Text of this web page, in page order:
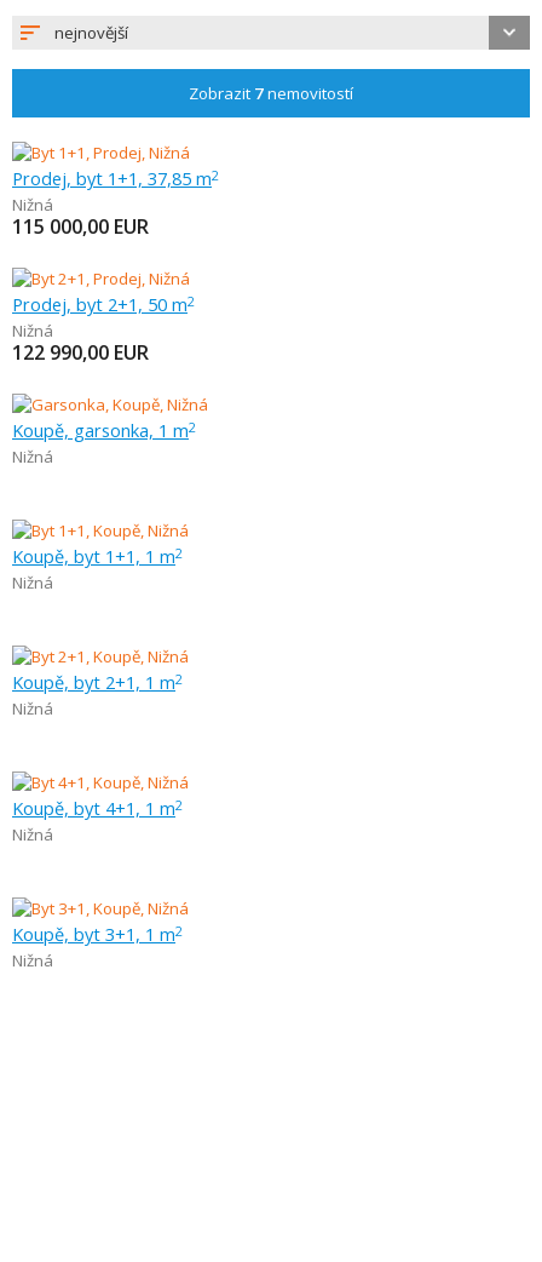
nejnovější
Zobrazit 7nemovitostí
Prodej, byt 1+1, 37,85 m2
Nižná
115 000,00 EUR
Prodej, byt 2+1, 50 m2
Nižná
122 990,00 EUR
Koupě, garsonka, 1 m2
Nižná
Koupě, byt 1+1, 1 m2
Nižná
Koupě, byt 2+1, 1 m2
Nižná
Koupě, byt 4+1, 1 m2
Nižná
Koupě, byt 3+1, 1 m2
Nižná